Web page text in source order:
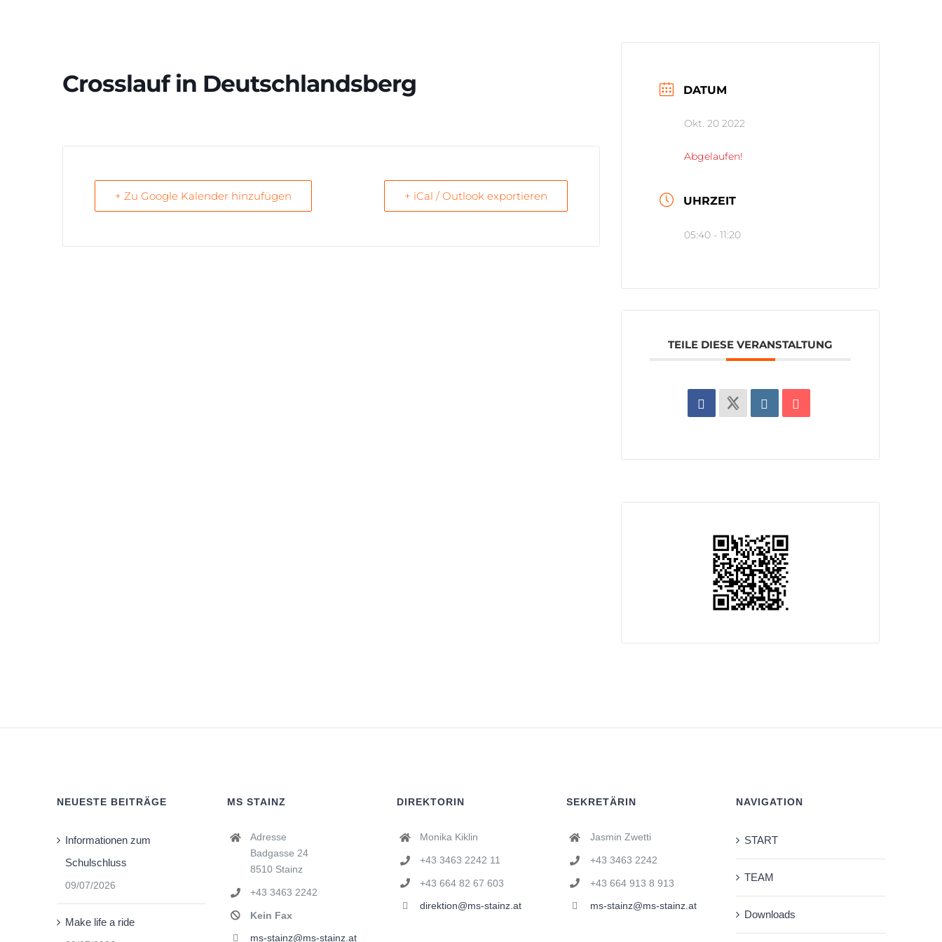
Crosslauf in Deutschlandsberg
+ Zu Google Kalender hinzufügen + iCal / Outlook exportieren
DATUM
Okt. 20 2022
Abgelaufen!
UHRZEIT
05:40 - 11:20
TEILE DIESE VERANSTALTUNG
NEUESTE BEITRÄGE
Informationen zum
Schulschluss
09/07/2026
Make life a ride
MS STAINZ
Adresse
Badgasse 24
8510 Stainz
+43 3463 2242
Kein Fax
ms-stainz@ms-stainz.at
DIREKTORIN
Monika Kiklin
+43 3463 2242 11
+43 664 82 67 603
direktion@ms-stainz.at
SEKRETÄRIN
Jasmin Zwetti
+43 3463 2242
+43 664 913 8 913
ms-stainz@ms-stainz.at
NAVIGATION
START
TEAM
Downloads